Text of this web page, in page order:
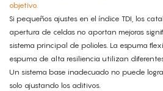
objetivo.
Si pequeños ajustes en el índice TDI, los
apertura de celdas no aportan mejoras
sistema principal de polioles. La espuma
espuma de alta resiliencia utilizan
Un sistema base inadecuado no puede
solo ajustando los aditivos.